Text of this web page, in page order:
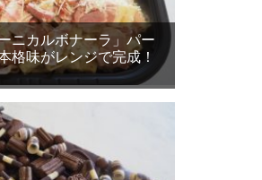
ニカルボナーラ」パー
格味がレンジで完成！